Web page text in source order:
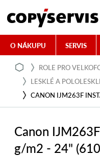
O NÁKUPU SERVIS
ROLE PRO
LESKLÉ A
CANON IJM263F
Canon
g/m2 - 24"